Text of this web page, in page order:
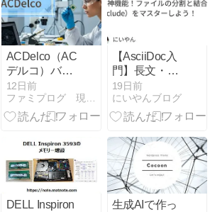
ACDelco（AC
デルコ）バッ
テリーはどこ
の国のメーカ
ー？10年超エ
質・評判を徹
底解説
12日前
【AsciiDoc入
門】長文・仕
様書作成の神
機能！ファイ
ルの分割と結
をマスターし
よう！
19日前
にいやんブログ
DELL Inspiron
生成AIで作っ